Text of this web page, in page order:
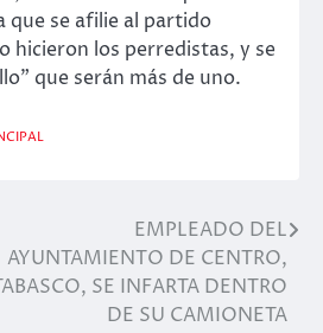
que se afilie al partido
hicieron los perredistas, y se
que serán más de uno.
EMPLEADO DEL
AYUNTAMIENTO DE CENTRO,
SE INFARTA DENTRO
DE SU CAMIONETA